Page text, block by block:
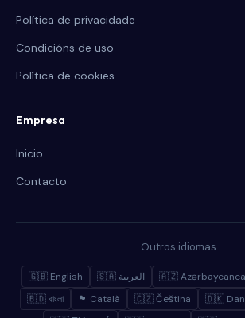
Política de privacidade
Condicións de uso
Política de cookies
Empresa
Inicio
Contacto
Outros idiomas
🇬🇧 English 🇸🇦 العربية 🇦🇿 Azərbaycanca
🇧🇩 বাংলা
🏴 Català 🇨🇿 Čeština 🇩🇰